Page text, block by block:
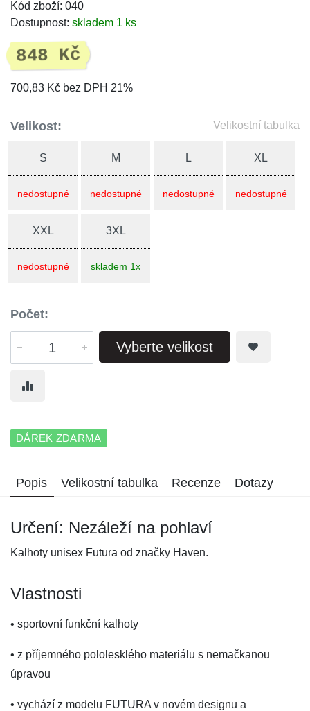
Kód zboží: 040
Dostupnost: skladem 1 ks
848 Kč
700,83 Kč bez DPH 21%
Velikost: Velikostní tabulka
S
nedostupné
M
nedostupné
L
nedostupné
XL
nedostupné
XXL
nedostupné
3XL
skladem 1x
Počet:
Vyberte velikost
DÁREK ZDARMA
Popis Velikostní tabulka Recenze Dotazy
Určení: Nezáleží na pohlaví
Kalhoty unisex Futura od značky Haven.
Vlastnosti
• sportovní funkční kalhoty
• z příjemného pololesklého materiálu s nemačkanou
úpravou
• vychází z modelu FUTURA v novém designu a